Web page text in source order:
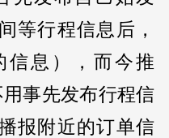
等行程信息后，
信息），而今推
用事先发布行程信
报附近的订单信